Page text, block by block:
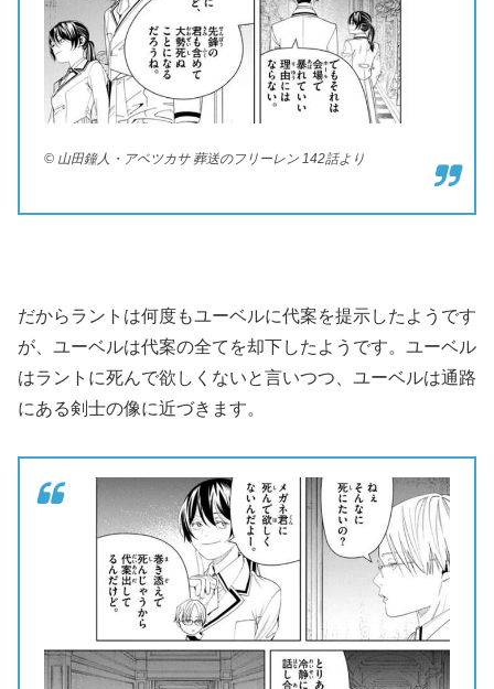
© 山田鐘人・アベツカサ 葬送のフリーレン 142話より
だからラントは何度もユーベルに代案を提示したようです
が、ユーベルは代案の全てを却下したようです。ユーベル
はラントに死んで欲しくないと言いつつ、ユーベルは通路
にある剣士の像に近づきます。